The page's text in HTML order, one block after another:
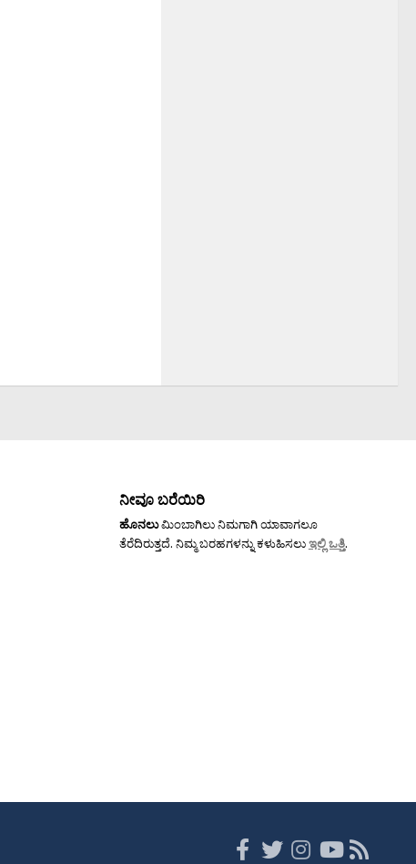
ನೀವೂ ಬರೆಯಿರಿ
ಹೊನಲುಮಿಂಬಾಗಿಲು ನಿಮಗಾಗಿ ಯಾವಾಗಲೂ
ತೆರೆದಿರುತ್ತದೆ. ನಿಮ್ಮ ಬರಹಗಳನ್ನು ಕಳುಹಿಸಲುಇಲ್ಲಿ ಒತ್ತಿ.